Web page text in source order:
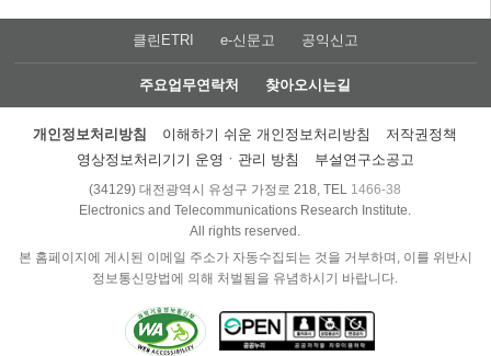
클린ETRI e-신문고 공익신고
주요업무연락처 찾아오시는길
개인정보처리방침 이해하기 쉬운 개인정보처리방침
저작권정책
영상정보처리기기 운영ㆍ관리 방침
부설연구소공고
(34129) 대전광역시 유성구 가정로 218, TEL 1466-38
Electronics and Telecommunications Research Institute.
All rights reserved.
본 홈페이지에 게시된 이메일 주소가 자동수집되는 것을 거부하며, 이를 위반시
정보통신망법에 의해 처벌됨을 유념하시기 바랍니다.